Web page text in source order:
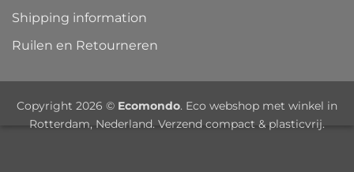
Shipping information
Ruilen en Retourneren
Copyright 2026 © Ecomondo. Eco webshop met winkel in
Rotterdam, Nederland. Verzend compact & plasticvrij.